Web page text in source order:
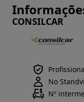
CONSILCAR
No
Nº